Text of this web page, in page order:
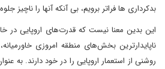
بدکرداری ها فراتر برویم، بی آنکه آنها را ناچیز
این بدین معنا نیست که قدرت‌های اروپایی در
نا‌پایدارترین بخش‌های منطقه امروزی
روشنی از استعمار اروپایی را در خود دارند. به